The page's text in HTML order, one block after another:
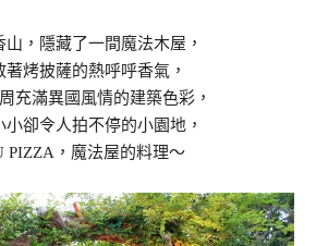
山，隱藏了一間魔法木屋，
著烤披薩的熱呼呼香氣，
充滿異國風情的建築色彩，
小卻令人拍不停的小園地，
PIZZA，魔法屋的料理～